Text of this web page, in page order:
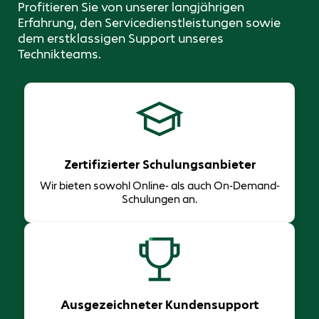
Profitieren Sie von unserer langjährigen
Erfahrung, den Servicedienstleistungen sowie
dem erstklassigen Support unseres
Technikteams.
Zertifizierter Schulungsanbieter
Wir bieten sowohl Online- als auch On-Demand-
Schulungen an.
Ausgezeichneter Kundensupport